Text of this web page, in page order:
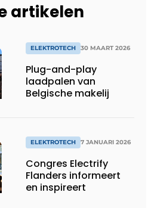
artikelen
ELEKTROTECH 30 MAART 2026
Plug-and-play
laadpalen van
Belgische makelij
ELEKTROTECH 7 JANUARI 2026
Congres Electrify
Flanders informeert
en inspireert